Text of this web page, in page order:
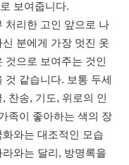
보여줍니다.
처리한 고인 앞으로 나
분에게 가장 멋진 옷
으로 보여주는 것인
같습니다. 보통 두세
찬송, 기도, 위로의 인
족이 좋아하는 색의 장
와는 대조적인 모습
와는 달리, 방명록을